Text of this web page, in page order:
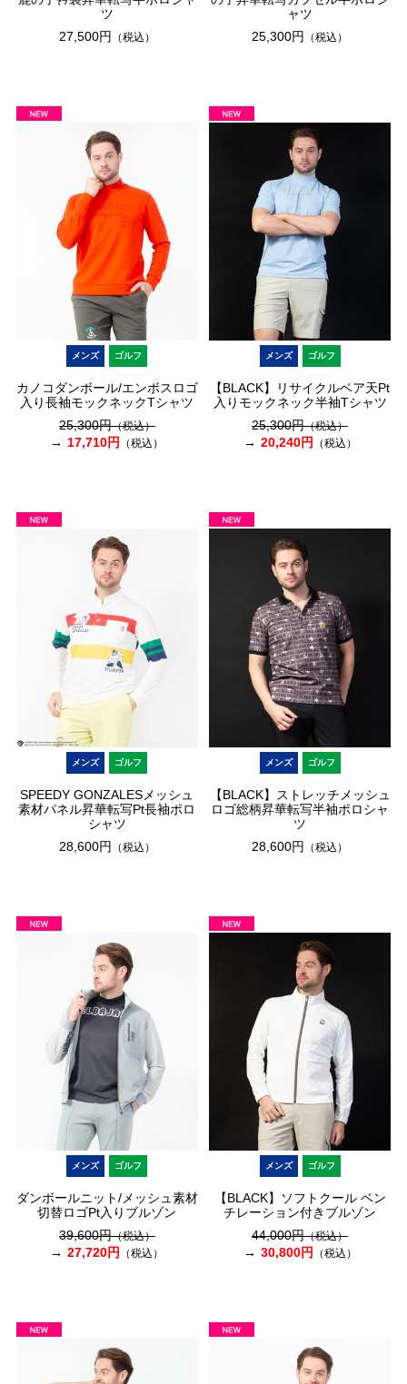
ツ
27,500円
（税込）
ャツ
25,300円
（税込）
メンズ ゴルフ
カノコダンボール/エンボスロゴ
入り長袖モックネックTシャツ
25,300円（税込）
17,710円 （税込）
メンズ ゴルフ
【BLACK】リサイクルベア天Pt
入りモックネック半袖Tシャツ
25,300円（税込）
20,240円 （税込）
メンズ ゴルフ
SPEEDY GONZALESメッシュ
素材パネル昇華転写Pt長袖ポロ
シャツ
28,600円
（税込）
メンズ ゴルフ
【BLACK】ストレッチメッシュ
ロゴ総柄昇華転写半袖ポロシャ
ツ
28,600円
（税込）
メンズ ゴルフ
ダンボールニット/メッシュ素材
切替ロゴPt入りブルゾン
39,600円（税込）
27,720円 （税込）
メンズ ゴルフ
【BLACK】ソフトクール ベン
チレーション付きブルゾン
44,000円（税込）
30,800円 （税込）